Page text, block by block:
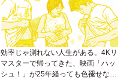
効率じゃ測れない人生がある。4Kリ
マスターで帰ってきた、映画「ハッ
シュ！」が25年経っても色褪せない